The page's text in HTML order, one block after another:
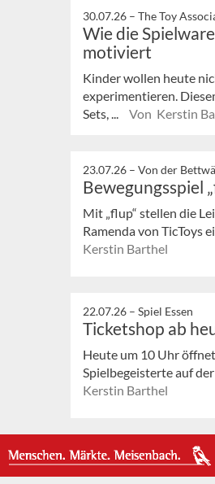
30.07.26 – The Toy
Wie die
motiviert
Kinder wollen heute
experimentieren.
Sets, ...
Von Kerstin
23.07.26 – Von der
Bewegungsspiel
Mit „flup“ stellen die
Ramenda von TicToys
Kerstin Barthel
22.07.26 – Spiel Essen
Ticketshop ab
Heute um 10 Uhr
Spielbegeisterte auf
Kerstin Barthel